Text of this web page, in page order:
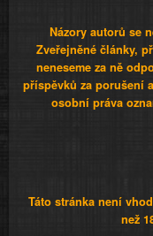
Názory autorů se
Zveřejněné články,
neneseme za ně
příspěvků za porušení
osobní práva
Táto stránka není
než